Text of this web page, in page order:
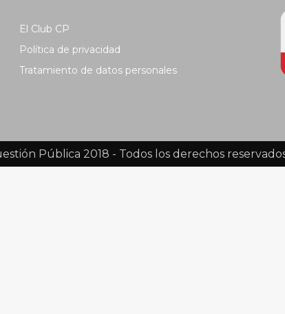
El Club CP
Política de privacidad
Tratamiento de datos personales
Pública 2018 - Todos los derechos